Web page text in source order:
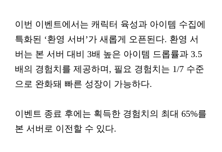
이번 이벤트에서는 캐릭터 육성과 아이템 수집에
특화된 ‘환영 서버’가 새롭게 오픈된다. 환영 서
버는 본 서버 대비 3배 높은 아이템 드롭률과 3.5
배의 경험치를 제공하며, 필요 경험치는 1/7 수준
으로 완화돼 빠른 성장이 가능하다.
이벤트 종료 후에는 획득한 경험치의 최대 65%를
본 서버로 이전할 수 있다.